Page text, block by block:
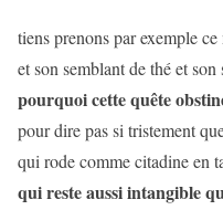
tiens prenons par exemple ce
et son semblant de thé et son
pourquoi cette quête
pour dire pas si tristement
qui rode comme citadine en
qui reste aussi intangible